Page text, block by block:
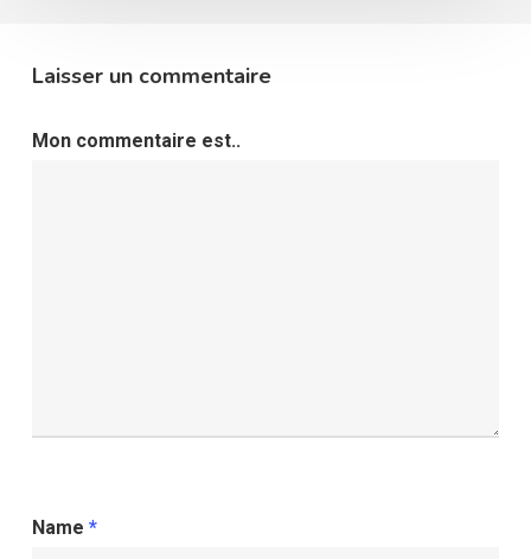
Laisser un commentaire
Mon commentaire est..
Name *